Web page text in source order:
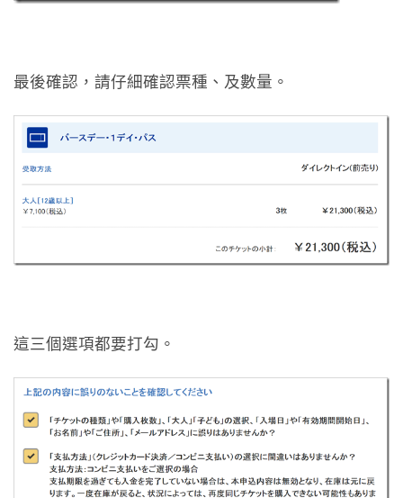
最後確認，請仔細確認票種、及數量。
這三個選項都要打勾。